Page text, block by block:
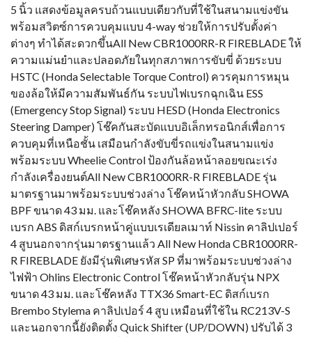
5 นิ้ว แสดงข้อมูลครบถ้วนแบบเดียวกับที่ใช้ในสนามแข่งขัน
พร้อมสวิตซ์การควบคุมแบบ 4-way ช่วยให้การปรับตั้งค่า
ต่างๆ ทำได้สะดวกขึ้นAll New CBR1000RR-R FIREBLADE ให้
ความแม่นยำและปลอดภัยในทุกสภาพการขับขี่ ด้วยระบบ
HSTC (Honda Selectable Torque Control) ควรคุมการหมุน
ของล้อให้มีความสัมพันธ์กัน ระบบไฟเบรกฉุกเฉิน ESS
(Emergency Stop Signal) ระบบ HESD (Honda Electronics
Steering Damper) โช๊คกันสะบัดแบบอิเล็กทรอนิกส์เพื่อการ
ควบคุมที่เหนือชั้น เสมือนกำลังขับขี่รถแข่งในสนามแข่ง
พร้อมระบบ Wheelie Control ป้องกันล้อหน้าลอยขณะเร่ง
กำลังเครื่องยนต์All New CBR1000RR-R FIREBLADE รุ่น
มาตรฐานมาพร้อมระบบช่วงล่าง โช๊คหน้าหัวกลับ SHOWA
BPF ขนาด 43 มม. และโช๊คหลัง SHOWA BFRC-lite ระบบ
เบรก ABS ดิสก์เบรกหน้าคู่แบบเรเดียลเมาท์ Nissin คาลิปเปอร์
4 สูบนอกจากรุ่นมาตรฐานแล้ว All New Honda CBR1000RR-
R FIREBLADE ยังมีรุ่นพิเศษรหัส SP ที่มาพร้อมระบบช่วงล่าง
ไฟฟ้า Ohlins Electronic Control โช๊คหน้าหัวกลับรุ่น NPX
ขนาด 43 มม. และโช๊คหลัง TTX36 Smart-EC ดิสก์เบรก
Brembo Stylema คาลิปเปอร์ 4 สูบ เหมือนที่ใช้ใน RC213V-S
และนอกจากนี้ยังติดตั้ง Quick Shifter (UP/DOWN) ปรับได้ 3